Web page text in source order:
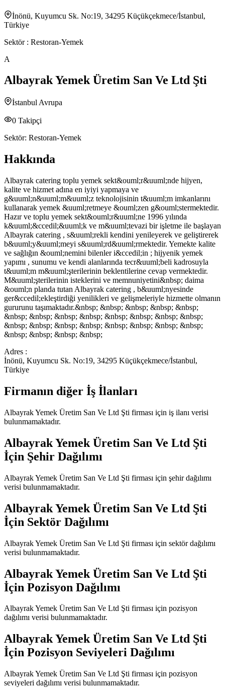
İnönü, Kuyumcu Sk. No:19, 34295 Küçükçekmece/İstanbul,
Türkiye
Sektör : Restoran-Yemek
A
Albayrak Yemek Üretim San Ve Ltd Şti
İstanbul Avrupa
0 Takipçi
Sektör: Restoran-Yemek
Hakkında
Albayrak catering toplu yemek sekt&ouml;r&uuml;nde hijyen,
kalite ve hizmet adına en iyiyi yapmaya ve
g&uuml;n&uuml;m&uuml;z teknolojisinin t&uuml;m imkanlarını
kullanarak yemek &uuml;retmeye &ouml;zen g&ouml;stermektedir.
Hazır ve toplu yemek sekt&ouml;r&uuml;ne 1996 yılında
k&uuml;&ccedil;&uuml;k ve m&uuml;tevazi bir işletme ile başlayan
Albayrak catering , s&uuml;rekli kendini yenileyerek ve geliştirerek
b&uuml;y&uuml;meyi s&uuml;rd&uuml;rmektedir. Yemekte kalite
ve sağlığın &ouml;nemini bilenler i&ccedil;in ; hijyenik yemek
yapımı , sunumu ve kendi alanlarında tecr&uuml;beli kadrosuyla
t&uuml;m m&uuml;şterilerinin beklentilerine cevap vermektedir.
M&uuml;şterilerinin isteklerini ve memnuniyetini&nbsp; daima
&ouml;n planda tutan Albayrak catering , b&uuml;nyesinde
ger&ccedil;ekleştirdiği yenilikleri ve gelişmeleriyle hizmette olmanın
gururunu taşımaktadır.&nbsp; &nbsp; &nbsp; &nbsp; &nbsp;
&nbsp; &nbsp; &nbsp; &nbsp; &nbsp; &nbsp; &nbsp; &nbsp;
&nbsp; &nbsp; &nbsp; &nbsp; &nbsp; &nbsp; &nbsp; &nbsp;
&nbsp; &nbsp; &nbsp; &nbsp;
Adres :
İnönü, Kuyumcu Sk. No:19, 34295 Küçükçekmece/İstanbul,
Türkiye
Firmanın diğer İş İlanları
Albayrak Yemek Üretim San Ve Ltd Şti firması için iş ilanı verisi
bulunmamaktadır.
Albayrak Yemek Üretim San Ve Ltd Şti
İçin Şehir Dağılımı
Albayrak Yemek Üretim San Ve Ltd Şti firması için şehir dağılımı
verisi bulunmamaktadır.
Albayrak Yemek Üretim San Ve Ltd Şti
İçin Sektör Dağılımı
Albayrak Yemek Üretim San Ve Ltd Şti firması için sektör dağılımı
verisi bulunmamaktadır.
Albayrak Yemek Üretim San Ve Ltd Şti
İçin Pozisyon Dağılımı
Albayrak Yemek Üretim San Ve Ltd Şti firması için pozisyon
dağılımı verisi bulunmamaktadır.
Albayrak Yemek Üretim San Ve Ltd Şti
İçin Pozisyon Seviyeleri Dağılımı
Albayrak Yemek Üretim San Ve Ltd Şti firması için pozisyon
seviyeleri dağılımı verisi bulunmamaktadır.